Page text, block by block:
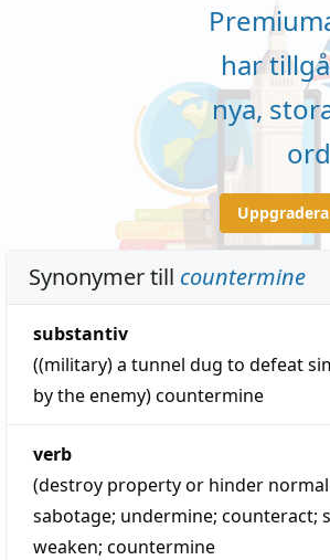
har
nya,
Synonymer till countermine
substantiv
((military) a tunnel dug to defeat
by the enemy)countermine
verb
(destroy property or hinder
sabotage; undermine; counteract;
weaken; countermine